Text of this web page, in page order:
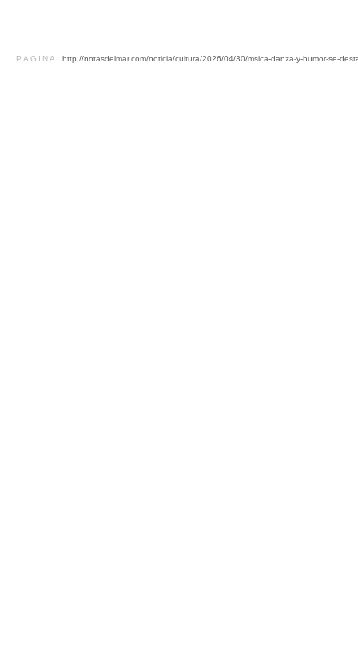
PÁGINA: http://notasdelmar.com/noticia/cultura/2026/04/30/msica-danza-y-humor-se-